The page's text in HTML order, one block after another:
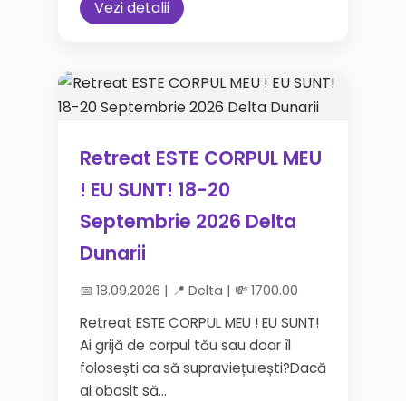
Vezi detalii
Retreat ESTE CORPUL MEU
! EU SUNT! 18-20
Septembrie 2026 Delta
Dunarii
📅 18.09.2026 | 📍 Delta | 💸 1700.00
Retreat ESTE CORPUL MEU ! EU SUNT!
Ai grijă de corpul tău sau doar îl
folosești ca să supraviețuiești?Dacă
ai obosit să...